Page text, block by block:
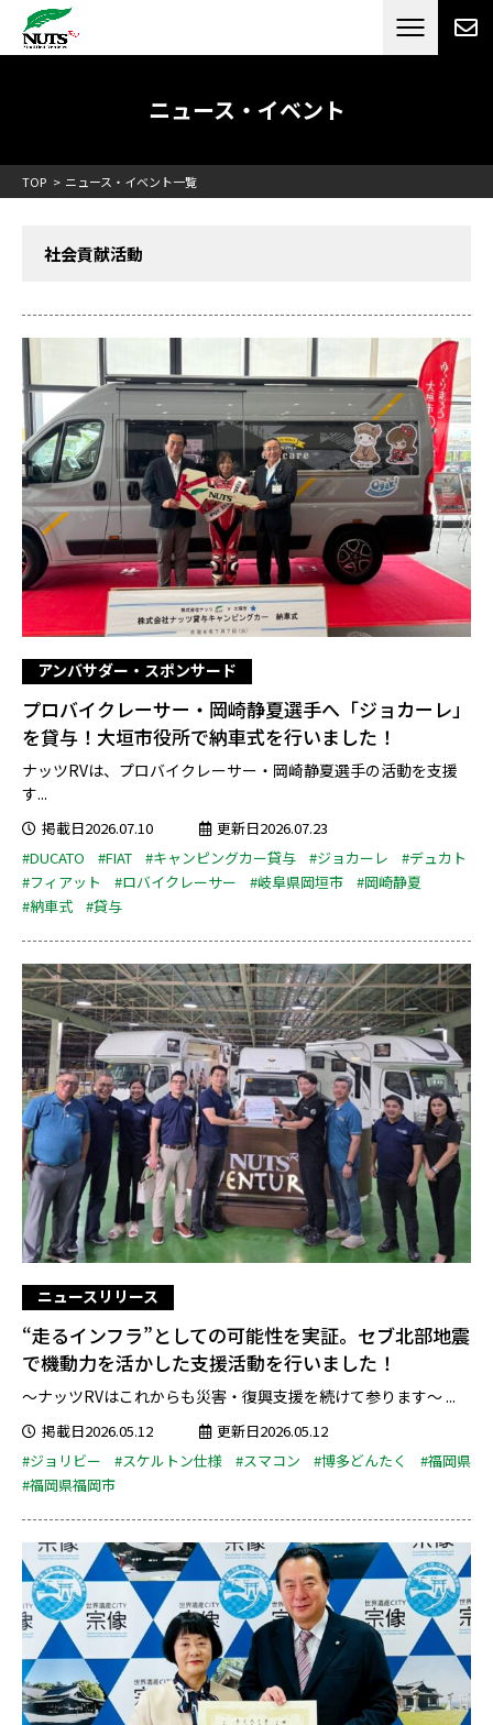
日本最大級のキャンピングカーメーカー
RV[テレビCM放送]
ニュース・イベント
TOP ニュース・イベント一覧
社会貢献活動
アンバサダー・スポンサード
プロバイクレーサー・岡崎静夏選手へ「ジョカーレ」
を貸与！大垣市役所で納車式を行いました！
ナッツRVは、プロバイクレーサー・岡崎静夏選手の活動を支援
す...
掲載日2026.07.10
更新日2026.07.23
#DUCATO
#FIAT #キャンピングカー貸与 #ジョカーレ
#デュカト
#フィアット
#ロバイクレーサー #岐阜県岡垣市
#岡崎静夏
#納車式
#貸与
ニュースリリース
“走るインフラ”としての可能性を実証。セブ北部地震
で機動力を活かした支援活動を行いました！
～ナッツRVはこれからも災害・復興支援を続けて参ります～ ...
掲載日2026.05.12
更新日2026.05.12
#ジョリビー
#スケルトン仕様 #スマコン #博多どんたく
#福岡県
#福岡県福岡市